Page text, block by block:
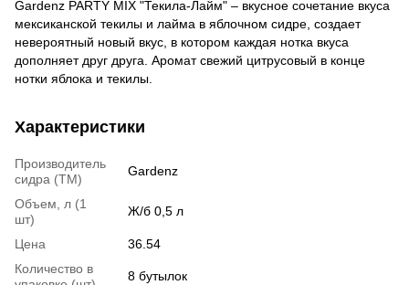
Gardenz PARTY MIX "Текила-Лайм" – вкусное сочетание вкуса
мексиканской текилы и лайма в яблочном сидре, создает
невероятный новый вкус, в котором каждая нотка вкуса
дополняет друг друга. Аромат свежий цитрусовый в конце
нотки яблока и текилы.
Характеристики
Производитель
сидра (ТМ)
Gardenz
Объем, л (1
шт)
Ж/б 0,5 л
Цена
36.54
Количество в
8 бутылок